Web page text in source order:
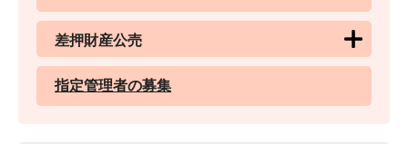
差押財産公売
指定管理者の募集